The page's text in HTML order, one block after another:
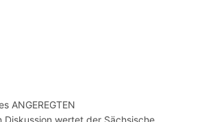
ANGEREGTEN